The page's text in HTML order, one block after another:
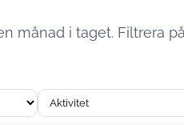
månad i taget. Filtrera